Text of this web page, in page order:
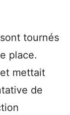
tournés
place.
mettait
de